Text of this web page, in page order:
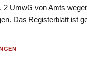
2 UmwG von Amts
Das Registerblatt ist